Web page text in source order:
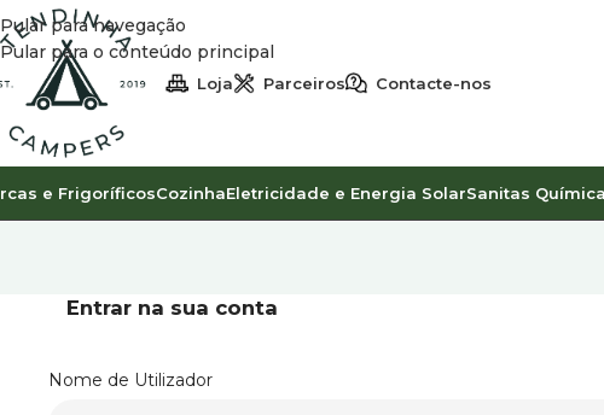
Pular para navegação
Pular para o conteúdo principal
Loja Parceiros Contacte-nos
e FrigoríficosCozinhaEletricidade e Energia SolarSanitas
Entrar na sua conta
Nome de Utilizador